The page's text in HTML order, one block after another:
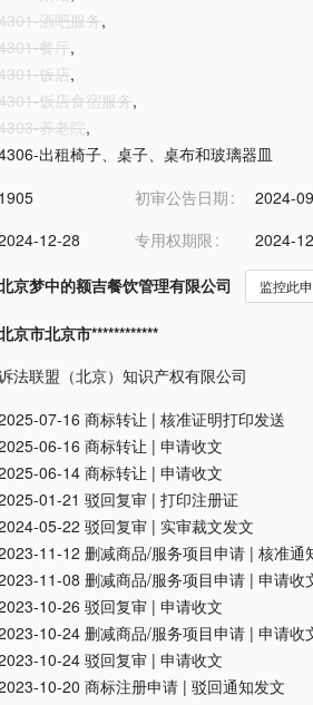
酒吧服务,
餐厅,
饭店,
饭店食宿服务,
养老院,
出租椅子、桌子、桌布和玻璃器皿
1905 初审公告日期 2024-
12-28 专用权期限
2024-
京梦中的额吉餐饮管理有限公司 监控此
京市北京市************
法联盟（北京）知识产权有限公司
07-16 商标转让 | 核准证明打印发送
06-16 商标转让 | 申请收文
06-14 商标转让 | 申请收文
01-21 驳回复审 | 打印注册证
05-22 驳回复审 | 实审裁文发文
11-12 删减商品/服务项目申请 | 核准通
11-08 删减商品/服务项目申请 | 申请收
10-26 驳回复审 | 申请收文
10-24 删减商品/服务项目申请 | 申请收
10-24 驳回复审 | 申请收文
10-20 商标注册申请 | 驳回通知发文